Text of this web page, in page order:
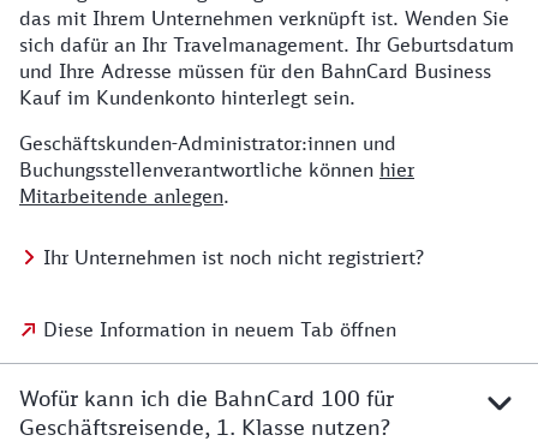
das mit Ihrem Unternehmen verknüpft ist. Wenden Sie
sich dafür an Ihr Travelmanagement. Ihr Geburtsdatum
und Ihre Adresse müssen für den BahnCard Business
Kauf im Kundenkonto hinterlegt sein.
Geschäftskunden-Administrator:innen und
Buchungsstellenverantwortliche können hier
Mitarbeitende anlegen.
Ihr Unternehmen ist noch nicht registriert?
Diese Information in neuem Tab öffnen
Wofür kann ich die BahnCard 100 für
Geschäftsreisende, 1. Klasse nutzen?